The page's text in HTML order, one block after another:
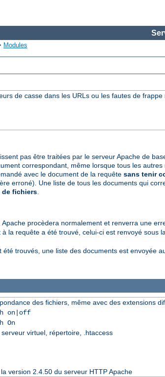
Modules
de casse dans les URLs ou les fautes de frappe
pas être traitées par le serveur Apache de
correspondant, même lorsque tous les
avec le document de la requête sans tenir
erroné). Une liste de tous les documents qui
de fichiers.
procèdera normalement et renverra une
la requête a été trouvé, celui-ci est renvoyé sous
trouvés, une liste des documents est envoyée
des fichiers, même avec des extensions
on|off
On
virtuel, répertoire, .htaccess
version 2.4.50 du serveur HTTP Apache